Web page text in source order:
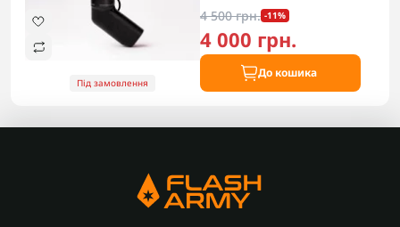
Під замовлення
4 500 грн. -11%
4 000 грн.
До кошика